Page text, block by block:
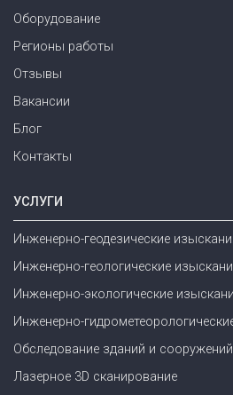
Оборудование
Регионы работы
Отзывы
Вакансии
Блог
Контакты
УСЛУГИ
Инженерно-геодезические
Инженерно-геологические
Инженерно-экологические
Инженерно-
Обследование зданий и сооружений
Лазерное 3D сканирование